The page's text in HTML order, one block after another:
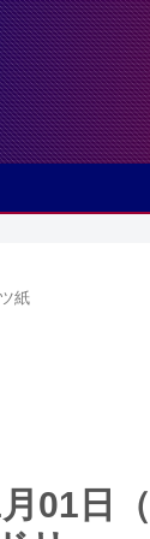
紙
01日